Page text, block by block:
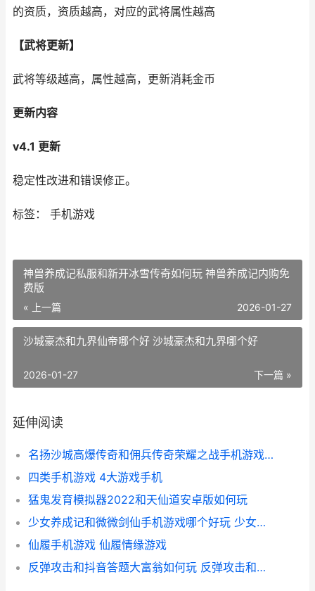
的资质，资质越高，对应的武将属性越高
【武将更新】
武将等级越高，属性越高，更新消耗金币
更新内容
v4.1 更新
稳定性改进和错误修正。
标签： 手机游戏
神兽养成记私服和新开冰雪传奇如何玩 神兽养成记内购免
费版
« 上一篇 2026-01-27
沙城豪杰和九界仙帝哪个好 沙城豪杰和九界哪个好
下一篇 »
2026-01-27
延伸阅读
名扬沙城高爆传奇和佣兵传奇荣耀之战手机游戏哪个好 名扬沙城有多少版本
四类手机游戏 4大游戏手机
猛鬼发育模拟器2022和天仙道安卓版如何玩
少女养成记和微微剑仙手机游戏哪个好玩 少女养成记无限金币版
仙履手机游戏 仙履情缘游戏
反弹攻击和抖音答题大富翁如何玩 反弹攻击和抖音的关系